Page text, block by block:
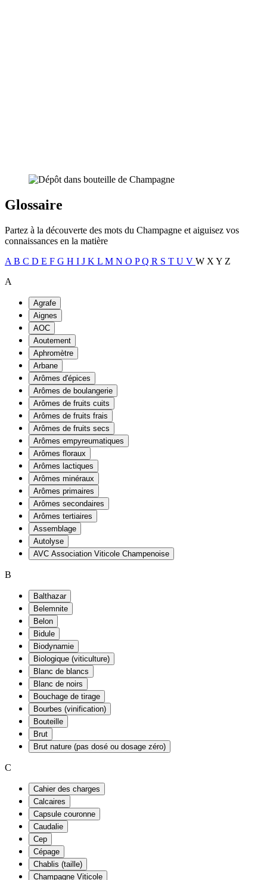
Glossaire
Partez à la découverte des mots du Champagne et aiguisez vos
connaissances en la matière
A B C D E F G H I J K L M N O PQ R S T U V W X Y Z
A
Agrafe
Aignes
AOC
Aoutement
Aphromètre
Arbane
Arômes d'épices
Arômes de boulangerie
Arômes de fruits cuits
Arômes de fruits frais
Arômes de fruits secs
Arômes empyreumatiques
Arômes floraux
Arômes lactiques
Arômes minéraux
Arômes primaires
Arômes secondaires
Arômes tertiaires
Assemblage
Autolyse
AVC Association Viticole Champenoise
B
Balthazar
Belemnite
Belon
Bidule
Biodynamie
Biologique (viticulture)
Blanc de blancs
Blanc de noirs
Bouchage de tirage
Bourbes (vinification)
Bouteille
Brut
Brut nature (pas dosé ou dosage zéro)
C
Cahier des charges
Calcaires
Capsule couronne
Caudalie
Cep
Cépage
Chablis (taille)
Champagne Viticole